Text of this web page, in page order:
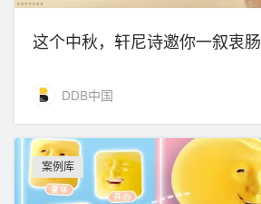
这个中秋，轩尼诗邀你一叙衷肠
DDB中国
案例库